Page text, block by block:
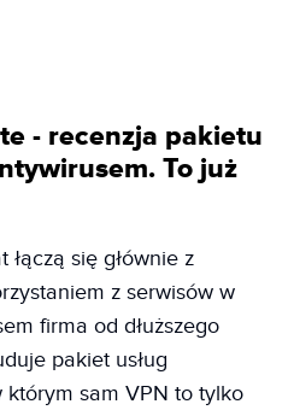
- recenzja pakietu
To już
się głównie z
z serwisów w
firma od dłuższego
pakiet usług
sam VPN to tylko